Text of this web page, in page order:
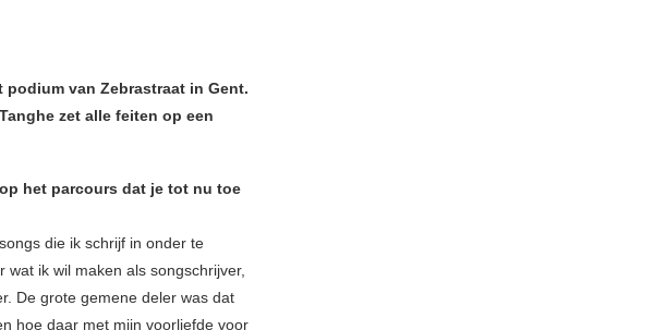
van Zebrastraat in Gent.
zet alle feiten op een
het parcours dat je tot nu toe
die ik schrijf in onder te
ik wil maken als songschrijver,
De grote gemene deler was dat
hoe daar met mijn voorliefde voor